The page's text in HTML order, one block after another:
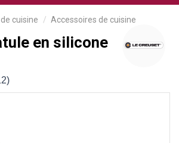
cuisine Accessoires de cuisine
en silicone